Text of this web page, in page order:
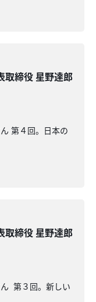
取締役 星野達郎
第４回。日本の
取締役 星野達郎
第３回。新しい